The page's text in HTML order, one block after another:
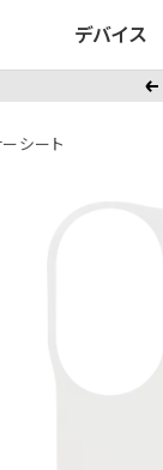
デバイス
戻
シート